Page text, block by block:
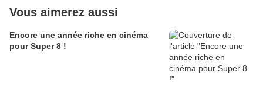
Vous aimerez aussi
Encore une année riche en cinéma
pour Super 8 !